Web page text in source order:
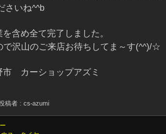
さいね^^b
含め全て完了しました。
で沢山のご来店お待ちしてま～す(^^)/☆
カーショップアズミ
稿者 : cs-azumi